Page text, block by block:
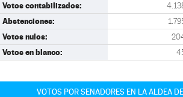
Votos contabilizados:
Abstenciones:
Votos nulos:
Votos en blanco:
VOTOS POR SENADORES EN LA ALDEA